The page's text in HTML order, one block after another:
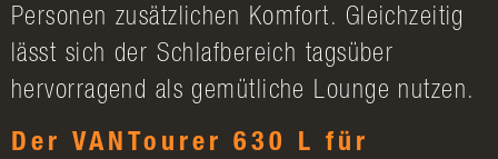
Personen zusätzlichen Komfort. Gleichzeitig
lässt sich der Schlafbereich tagsüber
hervorragend als gemütliche Lounge nutzen.
Der VANTourer 630 L für